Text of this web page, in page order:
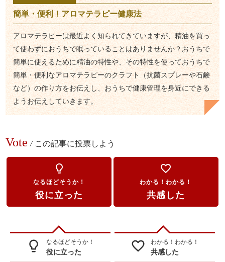
簡単・便利！アロマテラピー健康法
アロマテラピーは最近よく知られてきていますが、精油を買っ
て使わずにおうちで眠っていることはありませんか？おうちで
簡単に使えるために精油の特性や、その特性を使っておうちで
簡単・便利なアロマテラピーのクラフト（抗菌スプレーや石鹸
など）の作り方をお伝えし、おうちで健康管理を身近にできる
ようお伝えしていきます。
Vote / この記事に投票しよう
lightbulb_outline
なるほどそうか！
役に立った
favorite_border
わかる！わかる！
共感した
lightbulb_outline なるほどそうか！
役に立った favorite_border わかる！わかる！
共感した